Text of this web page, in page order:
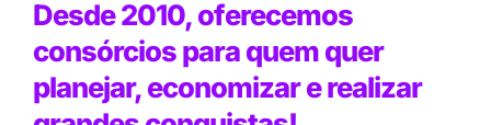
Desde 2010, oferecemos
consórcios para quem quer
planejar, economizar e realizar